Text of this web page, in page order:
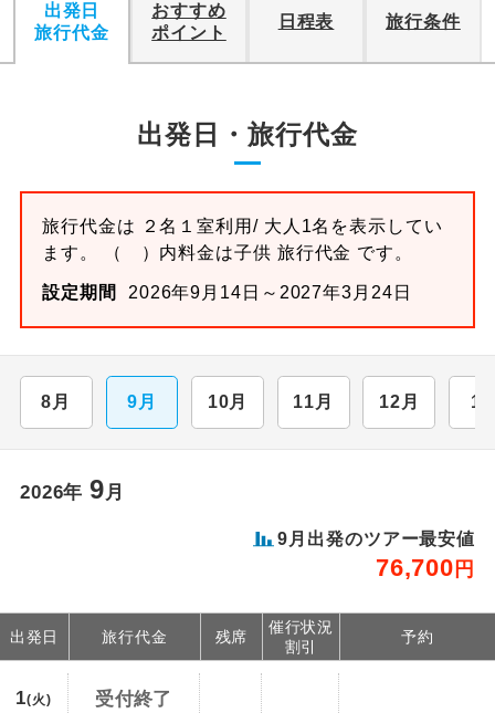
出発日
旅行代金
おすすめ
ポイント
日程表 旅行条件
出発日・旅行代金
旅行代金は ２名１室利用/ 大人1名を表示してい
ます。 （ ）内料金は子供 旅行代金 です。
設定期間 2026年9月14日～2027年3月24日
8月 9月 10月 11月 12月 1
2026年 9 月
9月出発のツアー最安値
76,700 円
出発日 旅行代金 残席
催行状況
割引
予約
1(火) 受付終了
4,500円、子供（2歳以上12歳未満）4,500円
2026/9/29〜2026/10/4 大人（12歳以上）
4,500円、子供（2歳以上12歳未満）4,500円
2026/10/13〜2026/10/19 大人（12歳以上）
2026/10/20〜2026/10/22 大人（12歳以上）
4,500円、子供（2歳以上12歳未満）4,500円
2026/10/23〜2026/10/24 大人（12歳以上）
3,500円、子供（2歳以上12歳未満）3,500円
2026/10/25〜2026/10/26 大人（12歳以上）
4,500円、子供（2歳以上12歳未満）4,500円
2026/10/27〜2026/12/17 大人（12歳以上）
3,500円、子供（2歳以上12歳未満）3,500円
2026/12/18〜2027/1/2 大人（12歳以上）
2027/1/3〜2027/1/28 大人（12歳以上）
3,500円、子供（2歳以上12歳未満）3,500円
4,500円、子供（2歳以上12歳未満）4,500円
2027/2/14〜2027/2/24 大人（12歳以上）
3,500円、子供（2歳以上12歳未満）3,500円